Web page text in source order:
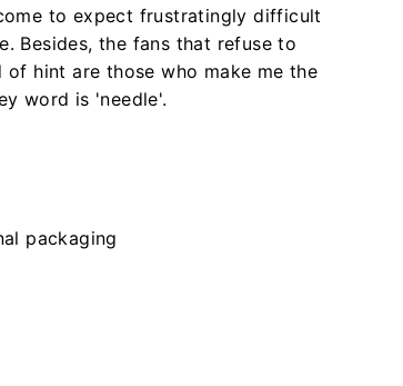
to expect frustratingly difficult
Besides, the fans that refuse to
of hint are those who make me the
word is 'needle'.
packaging